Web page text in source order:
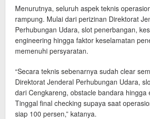
Menurutnya, seluruh aspek teknis
rampung. Mulai dari perizinan Direktorat
Perhubungan Udara, slot penerbangan,
engineering hingga faktor keselamatan
memenuhi persyaratan.
“Secara teknis sebenarnya sudah clear
Direktorat Jenderal Perhubungan Udara,
dari Cengkareng, obstacle bandara hingga
Tinggal final checking supaya saat
siap 100 persen,” katanya.